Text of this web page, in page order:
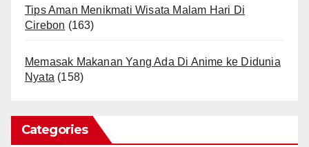
Tips Aman Menikmati Wisata Malam Hari Di
Cirebon (163)
Memasak Makanan Yang Ada Di Anime ke Didunia
Nyata (158)
Categories